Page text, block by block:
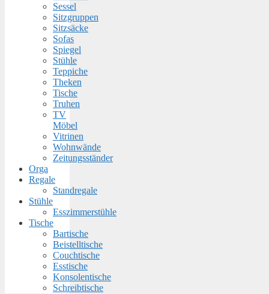
Sessel
Sitzgruppen
Sitzsäcke
Sofas
Spiegel
Stühle
Teppiche
Theken
Tische
Truhen
TV
Möbel
Vitrinen
Wohnwände
Zeitungsständer
Orga
Regale
Standregale
Stühle
Esszimmerstühle
Tische
Bartische
Beistelltische
Couchtische
Esstische
Konsolentische
Schreibtische